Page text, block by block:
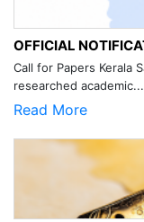
OFFICIAL
Call for Papers Kerala
researched academic...
Read More